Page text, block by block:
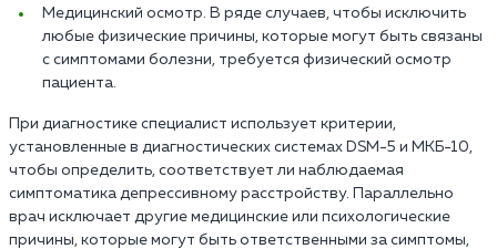
Медицинский осмотр. В ряде случаев, чтобы исключить
любые физические причины, которые могут быть связаны
с симптомами болезни, требуется физический осмотр
пациента.
При диагностике специалист использует критерии,
установленные в диагностических системах DSM-5 и МКБ-10,
чтобы определить, соответствует ли наблюдаемая
симптоматика депрессивному расстройству. Параллельно
врач исключает другие медицинские или психологические
причины, которые могут быть ответственными за симптомы,